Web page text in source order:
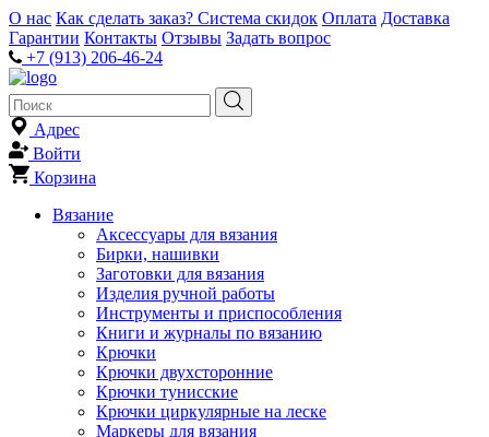
О нас Как сделать заказ? Система скидок Оплата Доставка
Гарантии Контакты Отзывы Задать вопрос
+7 (913) 206-46-24
Адрес
Войти
Корзина
Вязание
Аксессуары для вязания
Бирки, нашивки
Заготовки для вязания
Изделия ручной работы
Инструменты и приспособления
Книги и журналы по вязанию
Крючки
Крючки двухсторонние
Крючки тунисские
Крючки циркулярные на леске
Маркеры для вязания